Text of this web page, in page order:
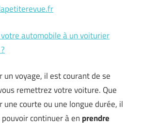
automobile à un voiturier
un voyage, il est courant de se
remettrez votre voiture. Que
une courte ou une longue durée, il
continuer à en prendre